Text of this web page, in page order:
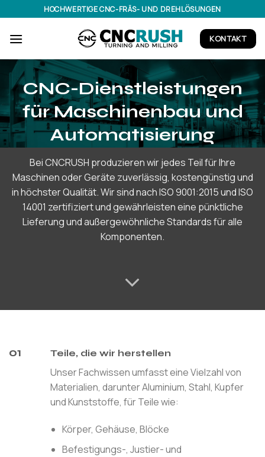
Inhalt
springen
HOCHWERTIGE CNC-FRÄS- UND DREHLÖSUNGEN
KONTAKT
CNC-Dienstleistungen
für Maschinenbau und
Automatisierung
Bei CNCRUSH produzieren wir jedes Teil für Ihre
Maschinen oder Geräte zuverlässig, kostengünstig und
in höchster Qualität. Wir sind nach ISO 9001:2015 und ISO
14001 zertifiziert und gewährleisten eine pünktliche
Lieferung und außergewöhnliche Standards für alle
Komponenten.
01 Teile, die wir herstellen
Unser Fachwissen umfasst eine Vielzahl von
Materialien, darunter Aluminium, Stahl, Kupfer
und Kunststoffe, für Teile wie:
Körper, Gehäuse, Blöcke
Befestigungs-, Justier- und